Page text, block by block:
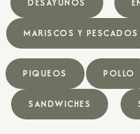
MARISCOS Y PESCADOS
PIQUEOS POLLO
SANDWICHES